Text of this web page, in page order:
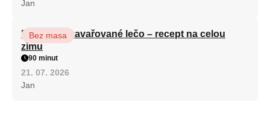
Jan
Babiččino zavařované lečo – recept na celou
zimu
Bez masa
90 minut
21. 07. 2026
Jan